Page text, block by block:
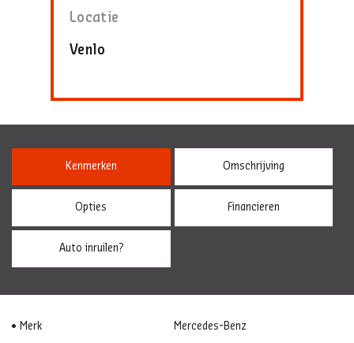
Locatie
Venlo
Kenmerken Omschrijving
Opties Financieren
Auto inruilen?
Merk Mercedes-Benz